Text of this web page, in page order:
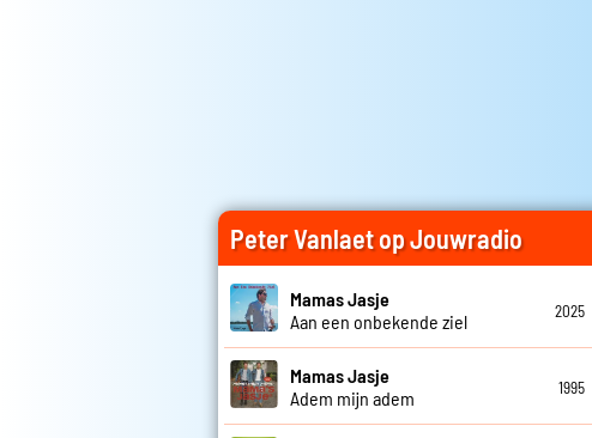
Peter Vanlaet op Jouwradio
Mamas Jasje
Aan een onbekende ziel
2025
Mamas Jasje
Adem mijn adem
1995